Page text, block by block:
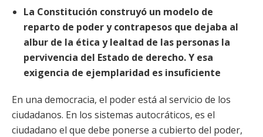
La Constitución construyó un modelo de
reparto de poder y contrapesos que dejaba al
albur de la ética y lealtad de las personas la
pervivencia del Estado de derecho. Y esa
exigencia de ejemplaridad es insuficiente
En una democracia, el poder está al servicio de los
ciudadanos. En los sistemas autocráticos, es el
ciudadano el que debe ponerse a cubierto del poder,